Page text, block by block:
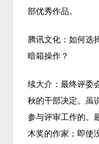
部优秀作品。
腾讯文化：如何选
暗箱操作？
续大介：最终评委
秋的干部决定。虽
参与评审工作的。
木奖的作家；即使